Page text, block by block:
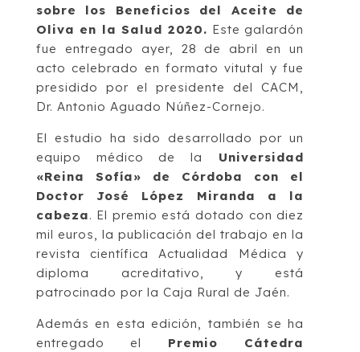
sobre los Beneficios del Aceite de
Oliva en la Salud 2020. Este galardón
fue entregado ayer, 28 de abril en un
acto celebrado en formato vitutal y fue
presidido por el presidente del CACM,
Dr. Antonio Aguado Núñez-Cornejo.
El estudio ha sido desarrollado por un
equipo médico de la
Universidad
«Reina Sofía» de Córdoba con el
Doctor José López Miranda a la
cabeza. El premio está dotado con diez
mil euros, la publicación del trabajo en la
revista científica Actualidad Médica y
diploma acreditativo, y está
patrocinado por la Caja Rural de Jaén.
Además en esta edición, también se ha
entregado el Premio Cátedra